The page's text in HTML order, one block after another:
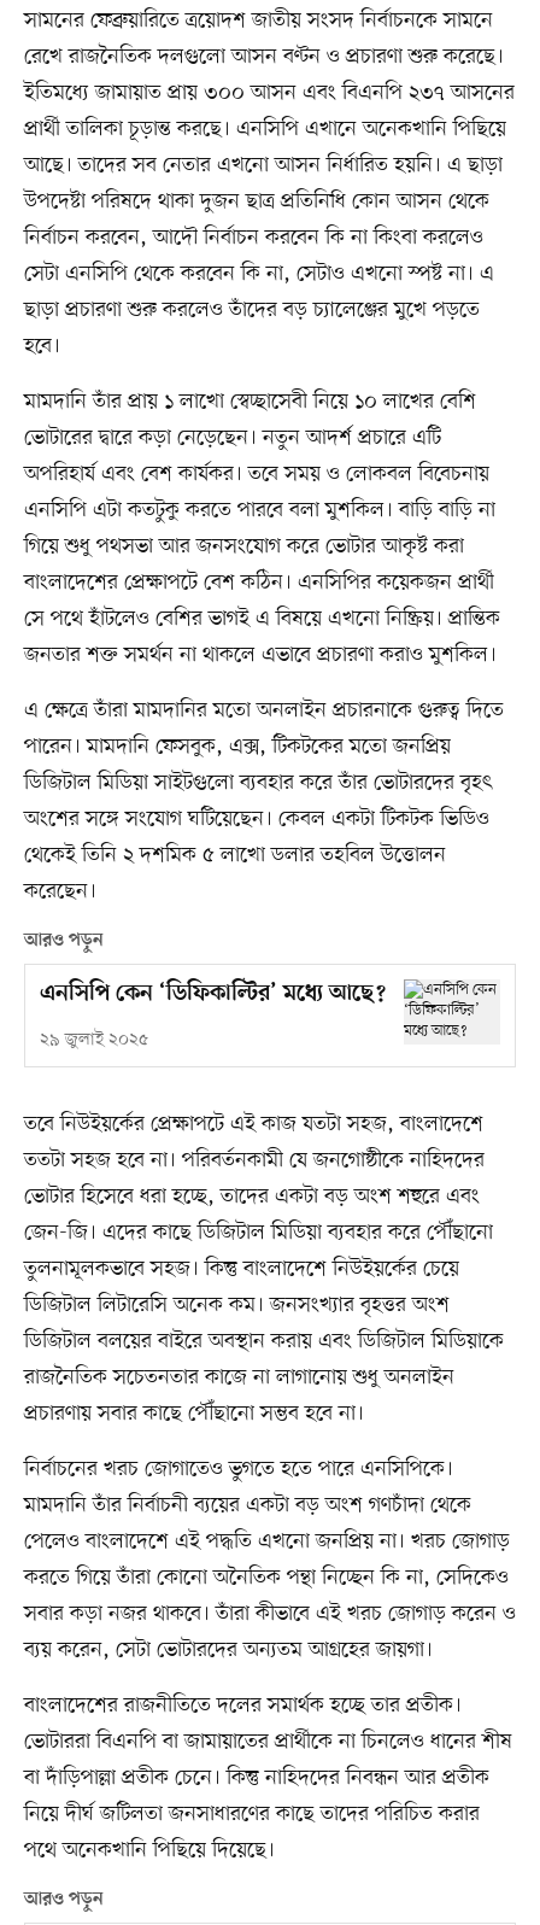
সামনের ফেব্রুয়ারিতে ত্রয়োদশ জাতীয় সংসদ নির্বাচনকে সামনে
রেখে রাজনৈতিক দলগুলো আসন বণ্টন ও প্রচারণা শুরু করেছে।
ইতিমধ্যে জামায়াত প্রায় ৩০০ আসন এবং বিএনপি ২৩৭ আসনের
প্রার্থী তালিকা চূড়ান্ত করছে। এনসিপি এখানে অনেকখানি পিছিয়ে
আছে। তাদের সব নেতার এখনো আসন নির্ধারিত হয়নি। এ ছাড়া
উপদেষ্টা পরিষদে থাকা দুজন ছাত্র প্রতিনিধি কোন আসন থেকে
নির্বাচন করবেন, আদৌ নির্বাচন করবেন কি না কিংবা করলেও
সেটা এনসিপি থেকে করবেন কি না, সেটাও এখনো স্পষ্ট না। এ
ছাড়া প্রচারণা শুরু করলেও তাঁদের বড় চ্যালেঞ্জের মুখে পড়তে
হবে।
মামদানি তাঁর প্রায় ১ লাখো স্বেচ্ছাসেবী নিয়ে ১০ লাখের বেশি
ভোটারের দ্বারে কড়া নেড়েছেন। নতুন আদর্শ প্রচারে এটি
অপরিহার্য এবং বেশ কার্যকর। তবে সময় ও লোকবল বিবেচনায়
এনসিপি এটা কতটুকু করতে পারবে বলা মুশকিল। বাড়ি বাড়ি না
গিয়ে শুধু পথসভা আর জনসংযোগ করে ভোটার আকৃষ্ট করা
বাংলাদেশের প্রেক্ষাপটে বেশ কঠিন। এনসিপির কয়েকজন প্রার্থী
সে পথে হাঁটলেও বেশির ভাগই এ বিষয়ে এখনো নিষ্ক্রিয়। প্রান্তিক
জনতার শক্ত সমর্থন না থাকলে এভাবে প্রচারণা করাও মুশকিল।
এ ক্ষেত্রে তাঁরা মামদানির মতো অনলাইন প্রচারনাকে গুরুত্ব দিতে
পারেন। মামদানি ফেসবুক, এক্স, টিকটকের মতো জনপ্রিয়
ডিজিটাল মিডিয়া সাইটগুলো ব্যবহার করে তাঁর ভোটারদের বৃহৎ
অংশের সঙ্গে সংযোগ ঘটিয়েছেন। কেবল একটা টিকটক ভিডিও
থেকেই তিনি ২ দশমিক ৫ লাখো ডলার তহবিল উত্তোলন
করেছেন।
আরও পড়ুন
এনসিপি কেন ‘ডিফিকাল্টির’ মধ্যে আছে?
২৯ জুলাই ২০২৫
তবে নিউইয়র্কের প্রেক্ষাপটে এই কাজ যতটা সহজ, বাংলাদেশে
ততটা সহজ হবে না। পরিবর্তনকামী যে জনগোষ্ঠীকে নাহিদদের
ভোটার হিসেবে ধরা হচ্ছে, তাদের একটা বড় অংশ শহুরে এবং
জেন-জি। এদের কাছে ডিজিটাল মিডিয়া ব্যবহার করে পৌঁছানো
তুলনামূলকভাবে সহজ। কিন্তু বাংলাদেশে নিউইয়র্কের চেয়ে
ডিজিটাল লিটারেসি অনেক কম। জনসংখ্যার বৃহত্তর অংশ
ডিজিটাল বলয়ের বাইরে অবস্থান করায় এবং ডিজিটাল মিডিয়াকে
রাজনৈতিক সচেতনতার কাজে না লাগানোয় শুধু অনলাইন
প্রচারণায় সবার কাছে পৌঁছানো সম্ভব হবে না।
নির্বাচনের খরচ জোগাতেও ভুগতে হতে পারে এনসিপিকে।
মামদানি তাঁর নির্বাচনী ব্যয়ের একটা বড় অংশ গণচাঁদা থেকে
পেলেও বাংলাদেশে এই পদ্ধতি এখনো জনপ্রিয় না। খরচ জোগাড়
করতে গিয়ে তাঁরা কোনো অনৈতিক পন্থা নিচ্ছেন কি না, সেদিকেও
সবার কড়া নজর থাকবে। তাঁরা কীভাবে এই খরচ জোগাড় করেন ও
ব্যয় করেন, সেটা ভোটারদের অন্যতম আগ্রহের জায়গা।
বাংলাদেশের রাজনীতিতে দলের সমার্থক হচ্ছে তার প্রতীক।
ভোটাররা বিএনপি বা জামায়াতের প্রার্থীকে না চিনলেও ধানের শীষ
বা দাঁড়িপাল্লা প্রতীক চেনে। কিন্তু নাহিদদের নিবন্ধন আর প্রতীক
নিয়ে দীর্ঘ জটিলতা জনসাধারণের কাছে তাদের পরিচিত করার
পথে অনেকখানি পিছিয়ে দিয়েছে।
আরও পড়ুন